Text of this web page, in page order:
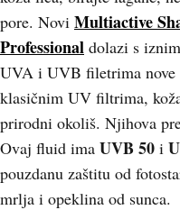
pore. Novi Multiactive
Professional dolazi s
UVA i UVB filetrima nove
klasičnim UV filtrima,
prirodni okoliš. Njihova
Ovaj fluid ima UVB 50 i
pouzdanu zaštitu od
mrlja i opeklina od sunca.